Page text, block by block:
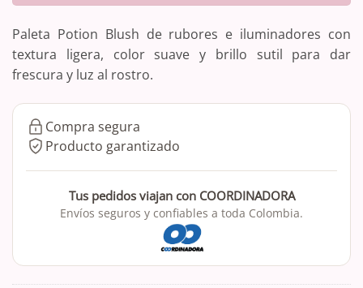
Paleta Potion Blush de rubores e iluminadores con
textura ligera, color suave y brillo sutil para dar
frescura y luz al rostro.
Compra segura
Producto garantizado
Tus pedidos viajan con COORDINADORA
Envíos seguros y confiables a toda Colombia.